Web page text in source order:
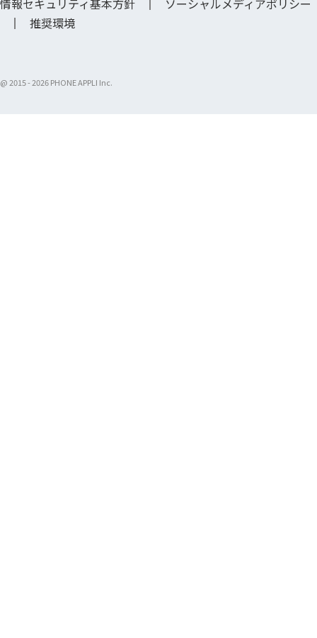
情報セキュリティ基本方針
ソーシャルメディアポリシー
推奨環境
@ 2015 -2026 PHONE APPLI Inc.